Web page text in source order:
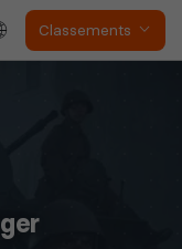
Classements